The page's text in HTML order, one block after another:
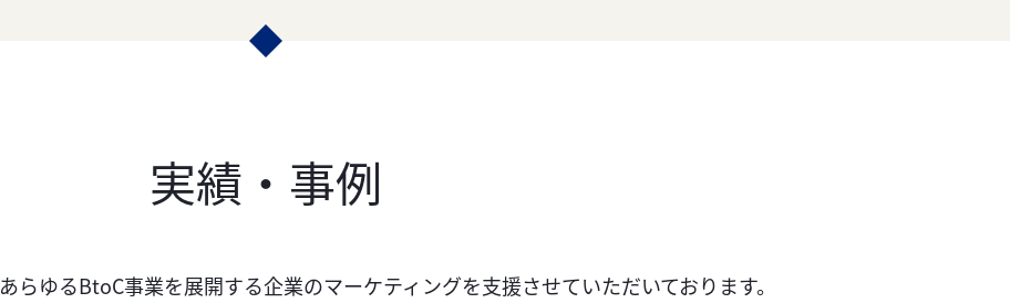
実績・事例
あらゆるBtoC事業を展開する企業のマーケティングを支援させていただいております。